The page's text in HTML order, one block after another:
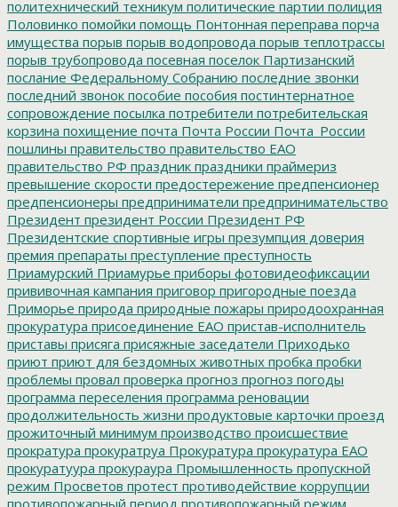
политехнический техникум политические партии полиция
Половинко помойки помощь Понтонная переправа порча
имущества порыв порыв водопровода порыв теплотрассы
порыв трубопровода посевная поселок Партизанский
послание Федеральному Собранию последние звонки
последний звонок пособие пособия постинтернатное
сопровождение посылка потребители потребительская
корзина похищение почта Почта России Почта_России
пошлины правительство правительство ЕАО
правительство РФ праздник праздники праймериз
превышение скорости предостережение предпенсионер
предпенсионеры предприниматели предпринимательство
Президент президент России Президент РФ
Президентские спортивные игры презумпция доверия
премия препараты преступление преступность
Приамурский Приамурье приборы фотовидеофиксации
прививочная кампания приговор пригородные поезда
Приморье природа природные пожары природоохранная
прокуратура присоединение ЕАО пристав-исполнитель
приставы присяга присяжные заседатели Приходько
приют приют для бездомных животных пробка пробки
проблемы провал проверка прогноз прогноз погоды
программа переселения программа реновации
продолжительность жизни продуктовые карточки проезд
прожиточный минимум производство происшествие
прократура прокуратруа Прокуратура прокуратура ЕАО
прокуратуура прокураура Промышленность пропускной
режим Просветов протест противодействие коррупции
противопожарный период противопожарный режим